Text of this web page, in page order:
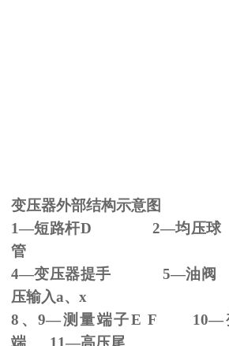
变压器外部结构示意图
1—短路杆D 2—均
管
4—变压器提手 5—
压输入a、 x
8、9—测量端子E F 10—
端 11—高压尾